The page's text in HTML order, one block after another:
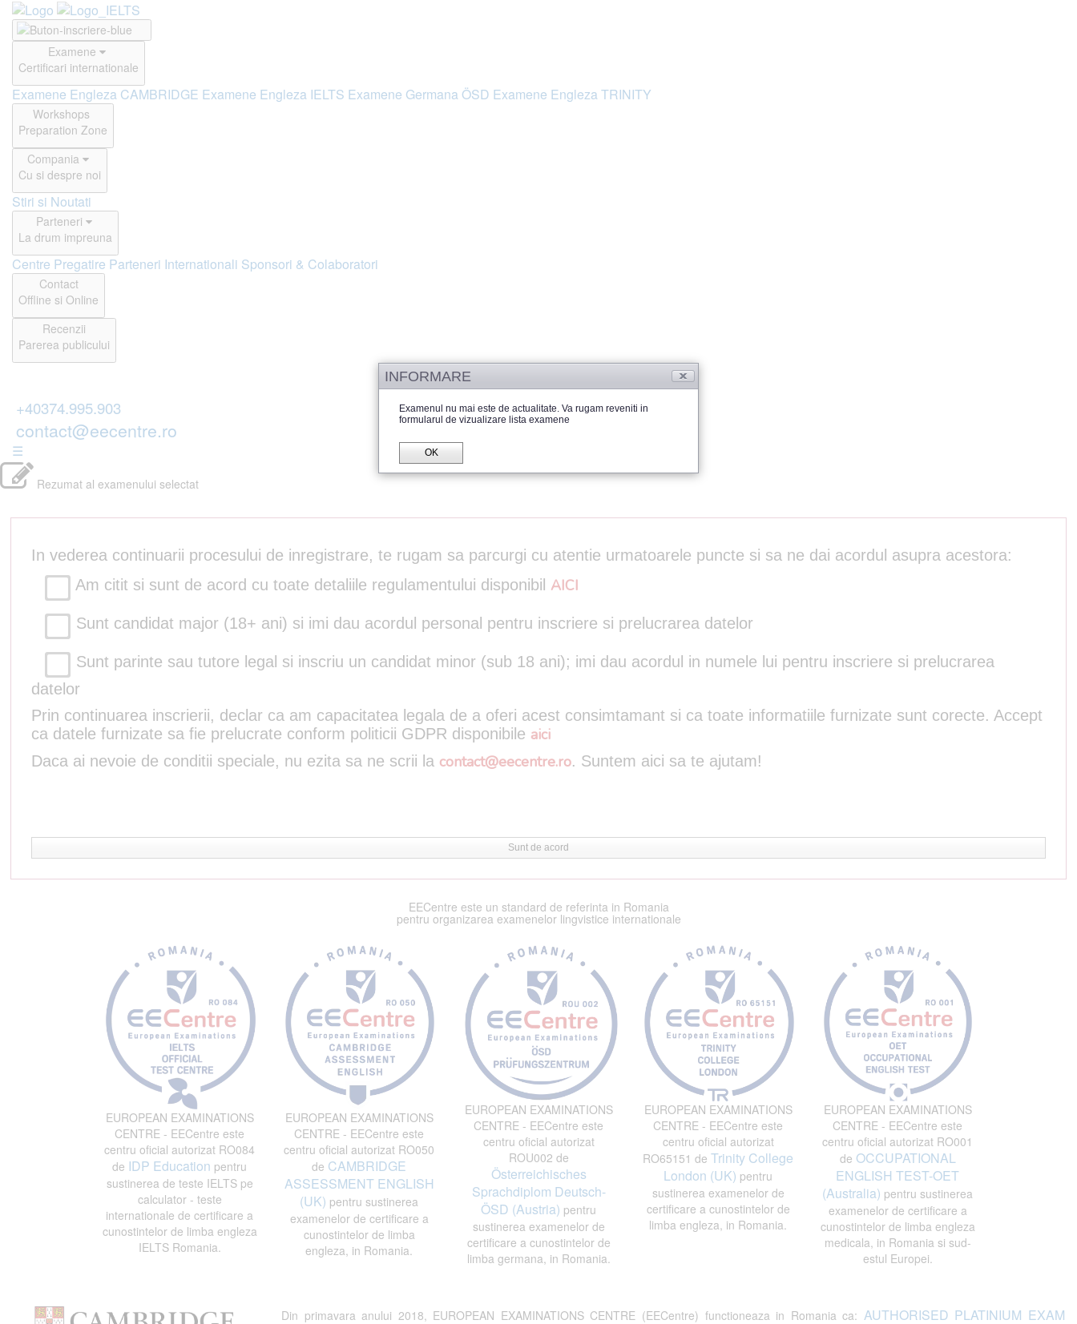
Examene
Certificari internationale
Examene Engleza CAMBRIDGE Examene Engleza IELTS Examene Germana ÖSD Examene Engleza TRINITY
Workshops
Preparation Zone
Compania
Cu si despre noi
Stiri si Noutati
Parteneri
La drum impreuna
Centre Pregatire Parteneri Internationali Sponsori & Colaboratori
Contact
Offline si Online
Recenzii
Parerea publicului
+40374.995.903
contact@eecentre.ro
☰
Rezumat al examenului selectat
In vederea continuarii procesului de inregistrare, te rugam sa parcurgi cu atentie urmatoarele puncte si sa ne dai acordul asupra acestora:
Am citit si sunt de acord cu toate detaliile regulamentului disponibil AICI
Sunt candidat major (18+ ani) si imi dau acordul personal pentru inscriere si prelucrarea datelor
Sunt parinte sau tutore legal si inscriu un candidat minor (sub 18 ani); imi dau acordul in numele lui pentru inscriere si prelucrarea
datelor
Prin continuarea inscrierii, declar ca am capacitatea legala de a oferi acest consimtamant si ca toate informatiile furnizate sunt corecte. Accept
ca datele furnizate sa fie prelucrate conform politicii GDPR disponibile aici
Daca ai nevoie de conditii speciale, nu ezita sa ne scrii la contact@eecentre.ro. Suntem aici sa te ajutam!
Sunt de acord
EECentre este un standard de referinta in Romania
pentru organizarea examenelor lingvistice internationale
EUROPEAN EXAMINATIONS
CENTRE - EECentre este
centru oficial autorizat RO084
de IDP Education pentru
sustinerea de teste IELTS pe
calculator - teste
internationale de certificare a
cunostintelor de limba engleza
IELTS Romania.
EUROPEAN EXAMINATIONS
CENTRE - EECentre este
centru oficial autorizat RO050
de CAMBRIDGE
ASSESSMENT ENGLISH
(UK) pentru sustinerea
examenelor de certificare a
cunostintelor de limba
engleza, in Romania.
EUROPEAN EXAMINATIONS
CENTRE - EECentre este
centru oficial autorizat
ROU002 de
Österreichisches
Sprachdiplom Deutsch-
ÖSD (Austria) pentru
sustinerea examenelor de
certificare a cunostintelor de
limba germana, in Romania.
EUROPEAN EXAMINATIONS
CENTRE - EECentre este
centru oficial autorizat
RO65151 de Trinity College
London (UK) pentru
sustinerea examenelor de
certificare a cunostintelor de
limba engleza, in Romania.
EUROPEAN EXAMINATIONS
CENTRE - EECentre este
centru oficial autorizat RO001
de OCCUPATIONAL
ENGLISH TEST-OET
(Australia) pentru sustinerea
examenelor de certificare a
cunostintelor de limba engleza
medicala, in Romania si sud-
estul Europei.
Din primavara anului 2018, EUROPEAN EXAMINATIONS CENTRE (EECentre) functioneaza in Romania ca: AUTHORISED PLATINIUM EXAM
INFORMARE
Examenul nu mai este de actualitate. Va rugam reveniti in
formularul de vizualizare lista examene
OK